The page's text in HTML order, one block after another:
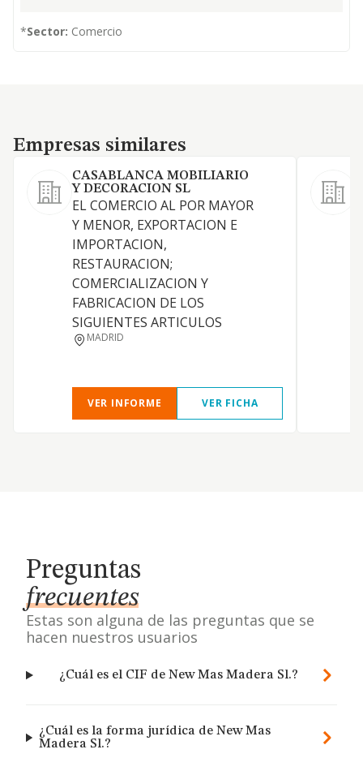
*Sector: Comercio
Empresas similares
Empresas similares
CASABLANCA MOBILIARIO
Y DECORACION SL
EL COMERCIO AL POR MAYOR
Y MENOR, EXPORTACION E
IMPORTACION,
RESTAURACION;
COMERCIALIZACION Y
FABRICACION DE LOS
SIGUIENTES ARTICULOS
MADRID
VER INFORME VER FICHA
Preguntas
frecuentes
Estas son alguna de las preguntas que se
hacen nuestros usuarios
¿Cuál es el CIF de New Mas Madera Sl.?
¿Cuál es la forma jurídica de New Mas
Madera Sl.?